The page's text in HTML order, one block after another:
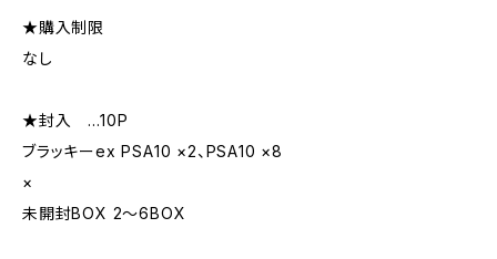
★購入制限
なし
★封入 …10P
ブラッキーex PSA10 ×2、PSA10 ×8
×
未開封BOX 2～6BOX